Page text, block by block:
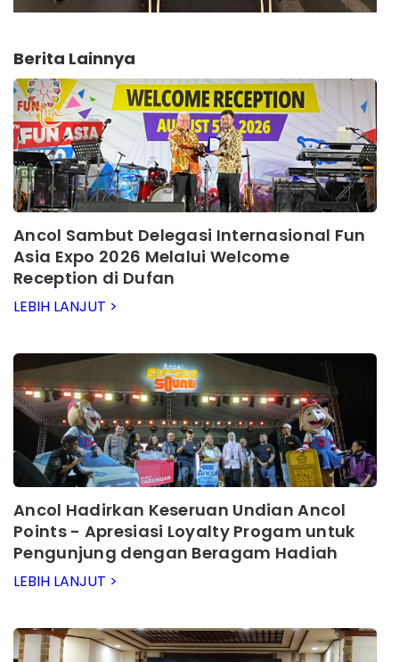
Berita Lainnya
Ancol Sambut Delegasi Internasional Fun
Asia Expo 2026 Melalui Welcome
Reception di Dufan
LEBIH LANJUT >
Ancol Hadirkan Keseruan Undian Ancol
Points - Apresiasi Loyalty Progam untuk
Pengunjung dengan Beragam Hadiah
Menarik
LEBIH LANJUT >